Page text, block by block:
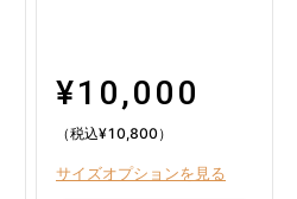
¥10,000
（税込¥10,800）
サイズオプションを見る